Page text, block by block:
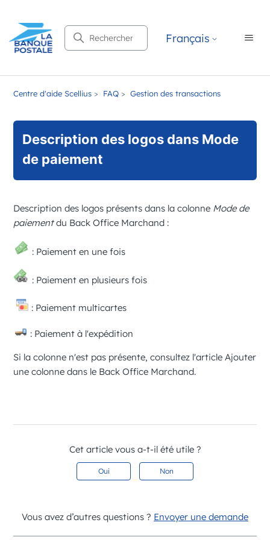
Recherche Français
Centre d'aide Scellius FAQ Gestion des transactions
Description des logos dans Mode
de paiement
Description des logos présents dans la colonne Mode de
paiementdu Back Office Marchand :
: Paiement en une fois
: Paiement en plusieurs fois
: Paiement multicartes
: Paiement à l'expédition
Si la colonne n'est pas présente, consultez l'articleAjouter
une colonne dans le Back Office Marchand.
Cet article vous a-t-il été utile ?
Oui Non
Vous avez d’autres questions ? Envoyer une demande